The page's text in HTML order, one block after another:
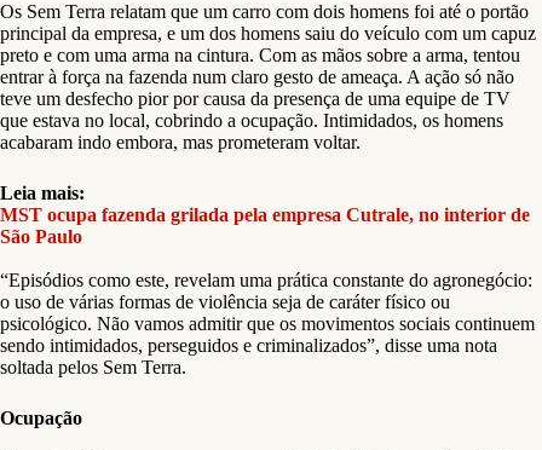
Os Sem Terra relatam que um carro com dois homens foi até o portão
principal da empresa, e um dos homens saiu do veículo com um capuz
preto e com uma arma na cintura. Com as mãos sobre a arma, tentou
entrar à força na fazenda num claro gesto de ameaça. A ação só não
teve um desfecho pior por causa da presença de uma equipe de TV
que estava no local, cobrindo a ocupação. Intimidados, os homens
acabaram indo embora, mas prometeram voltar.
Leia mais:
MST ocupa fazenda grilada pela empresa Cutrale, no interior de
São Paulo
“Episódios como este, revelam uma prática constante do agronegócio:
o uso de várias formas de violência seja de caráter físico ou
psicológico. Não vamos admitir que os movimentos sociais continuem
sendo intimidados, perseguidos e criminalizados”, disse uma nota
soltada pelos Sem Terra.
Ocupação